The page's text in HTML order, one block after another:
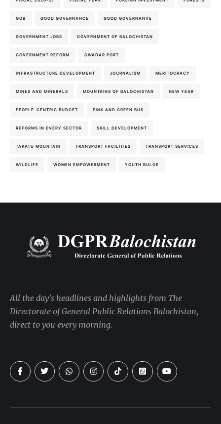
GOB GOOD GOVERNANCE GOOD GOVERNANVE
GOVERNMENT JOBS GOVERNMENT OF BALOCHISTAN
GOVERNMENT REFORM GWADAR PORT
INFRASTRUCTURE DEVELOPMENT JOURNALISM MERITOCRACY
MINES AND MINERALS MOUNTAINS OF BALOCHISTAN NEW YEAR
PEOPLE-CENTRIC BUDGET PINK AND GREEN BUS
REFORMS IN EVERY SECTOR SKILL DEVELOPMENT
TAKATU MOUNTAIN TRANSPORT FACILITIES TRANSPORT SERVICES
WILDLIFE WOMEN EMPOWERMENT YOUTH BULGE
All the day's headlines and highlights from The
Directorate of General Public Relations Balochistan,
direct to you every morning.